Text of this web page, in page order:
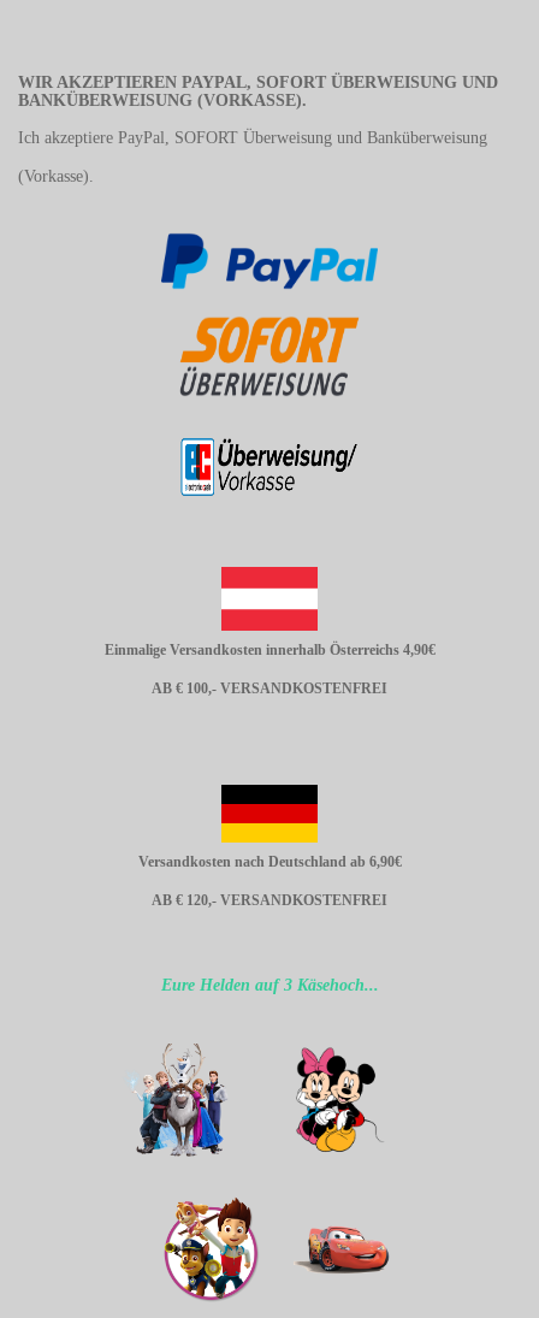
WIR AKZEPTIEREN PAYPAL, SOFORT ÜBERWEISUNG UND
BANKÜBERWEISUNG (VORKASSE).
Ich akzeptiere PayPal, SOFORT Überweisung und Banküberweisung
(Vorkasse).
Einmalige Versandkosten innerhalb Österreichs 4,90€
AB € 100,- VERSANDKOSTENFREI
Versandkosten nach Deutschland ab 6,90€
AB € 120,- VERSANDKOSTENFREI
Eure Helden auf 3 Käsehoch...